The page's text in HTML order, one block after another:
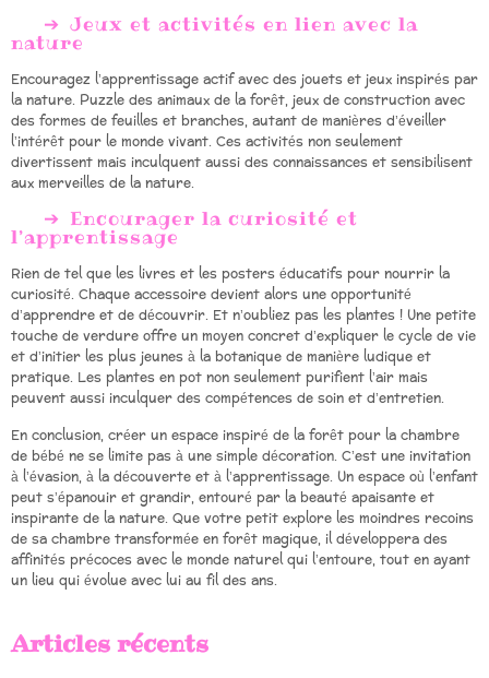
Jeux et activités en lien avec la
nature
Encouragez l’apprentissage actif avec des jouets et jeux inspirés par
la nature. Puzzle des animaux de la forêt, jeux de construction avec
des formes de feuilles et branches, autant de manières d’éveiller
l’intérêt pour le monde vivant. Ces activités non seulement
divertissent mais inculquent aussi des connaissances et sensibilisent
aux merveilles de la nature.
Encourager la curiosité et
l’apprentissage
Rien de tel que les livres et les posters éducatifs pour nourrir la
curiosité. Chaque accessoire devient alors une opportunité
d’apprendre et de découvrir. Et n’oubliez pas les plantes ! Une petite
touche de verdure offre un moyen concret d’expliquer le cycle de vie
et d’initier les plus jeunes à la botanique de manière ludique et
pratique. Les plantes en pot non seulement purifient l’air mais
peuvent aussi inculquer des compétences de soin et d’entretien.
En conclusion, créer un espace inspiré de la forêt pour la chambre
de bébé ne se limite pas à une simple décoration. C’est une invitation
à l’évasion, à la découverte et à l’apprentissage. Un espace où l’enfant
peut s’épanouir et grandir, entouré par la beauté apaisante et
inspirante de la nature. Que votre petit explore les moindres recoins
de sa chambre transformée en forêt magique, il développera des
affinités précoces avec le monde naturel qui l’entoure, tout en ayant
un lieu qui évolue avec lui au fil des ans.
Articles récents